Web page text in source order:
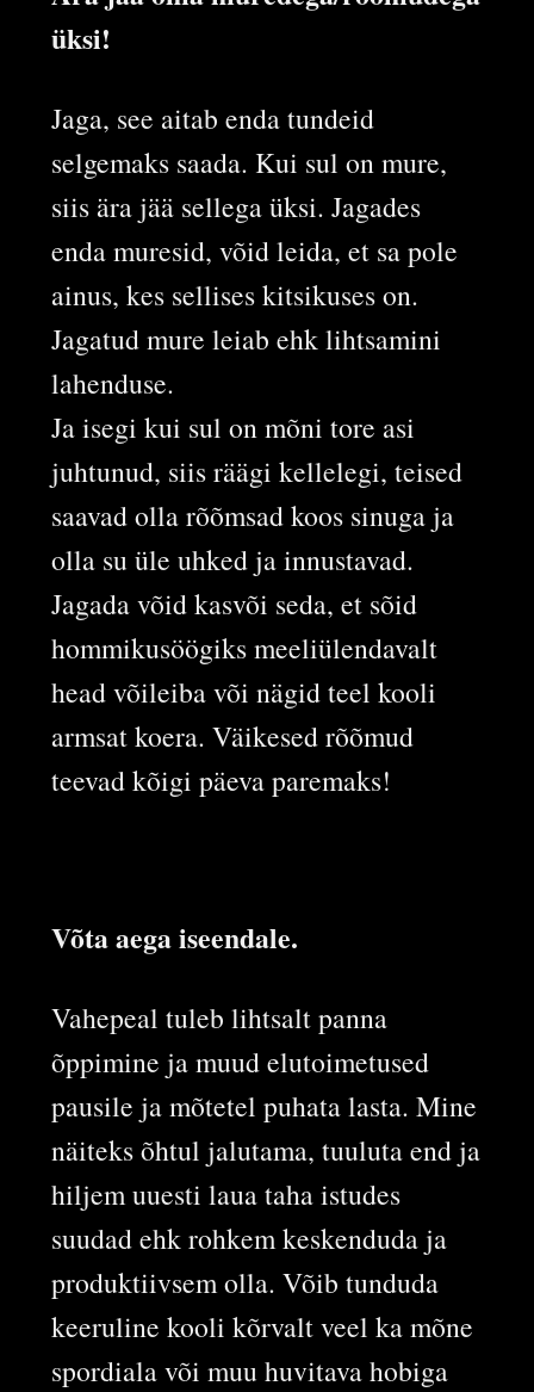
üksi!
Jaga, see aitab enda tundeid
selgemaks saada. Kui sul on mure,
siis ära jää sellega üksi. Jagades
enda muresid, võid leida, et sa pole
ainus, kes sellises kitsikuses on.
Jagatud mure leiab ehk lihtsamini
lahenduse.
Ja isegi kui sul on mõni tore asi
juhtunud, siis räägi kellelegi, teised
saavad olla rõõmsad koos sinuga ja
olla su üle uhked ja innustavad.
Jagada võid kasvõi seda, et sõid
hommikusöögiks meeliülendavalt
head võileiba või nägid teel kooli
armsat koera. Väikesed rõõmud
teevad kõigi päeva paremaks!
Võta aega iseendale.
Vahepeal tuleb lihtsalt panna
õppimine ja muud elutoimetused
pausile ja mõtetel puhata lasta. Mine
näiteks õhtul jalutama, tuuluta end ja
hiljem uuesti laua taha istudes
suudad ehk rohkem keskenduda ja
produktiivsem olla. Võib tunduda
keeruline kooli kõrvalt veel ka mõne
spordiala või muu huvitava hobiga